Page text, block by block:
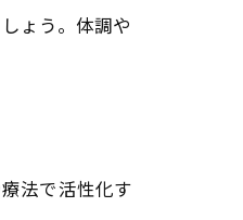
ょう。体調や
法で活性化す